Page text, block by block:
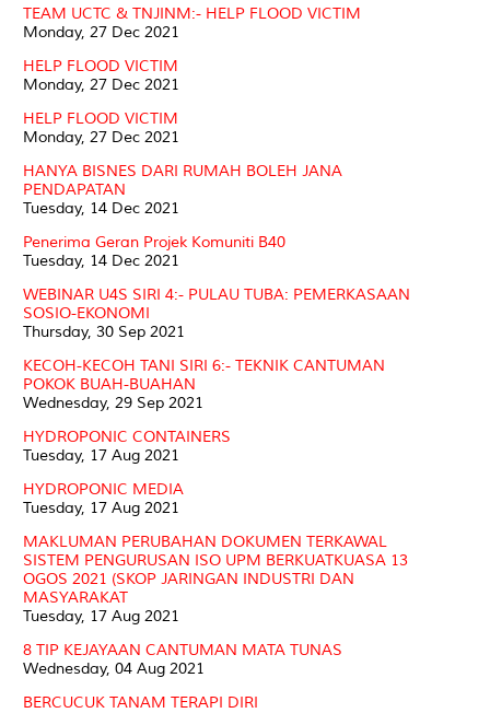
TEAM UCTC & TNJINM:- HELP FLOOD VICTIM
Monday, 27 Dec 2021
HELP FLOOD VICTIM
Monday, 27 Dec 2021
HELP FLOOD VICTIM
Monday, 27 Dec 2021
HANYA BISNES DARI RUMAH BOLEH JANA
PENDAPATAN
Tuesday, 14 Dec 2021
Penerima Geran Projek Komuniti B40
Tuesday, 14 Dec 2021
WEBINAR U4S SIRI 4:- PULAU TUBA: PEMERKASAAN
SOSIO-EKONOMI
Thursday, 30 Sep 2021
KECOH-KECOH TANI SIRI 6:- TEKNIK CANTUMAN
POKOK BUAH-BUAHAN
Wednesday, 29 Sep 2021
HYDROPONIC CONTAINERS
Tuesday, 17 Aug 2021
HYDROPONIC MEDIA
Tuesday, 17 Aug 2021
MAKLUMAN PERUBAHAN DOKUMEN TERKAWAL
SISTEM PENGURUSAN ISO UPM BERKUATKUASA 13
OGOS 2021 (SKOP JARINGAN INDUSTRI DAN
MASYARAKAT
Tuesday, 17 Aug 2021
8 TIP KEJAYAAN CANTUMAN MATA TUNAS
Wednesday, 04 Aug 2021
BERCUCUK TANAM TERAPI DIRI